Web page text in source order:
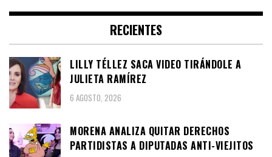
RECIENTES
LILLY TÉLLEZ SACA VIDEO TIRÁNDOLE A
JULIETA RAMÍREZ
6 AGOSTO, 2026
MORENA ANALIZA QUITAR DERECHOS
PARTIDISTAS A DIPUTADAS ANTI-VIEJITOS